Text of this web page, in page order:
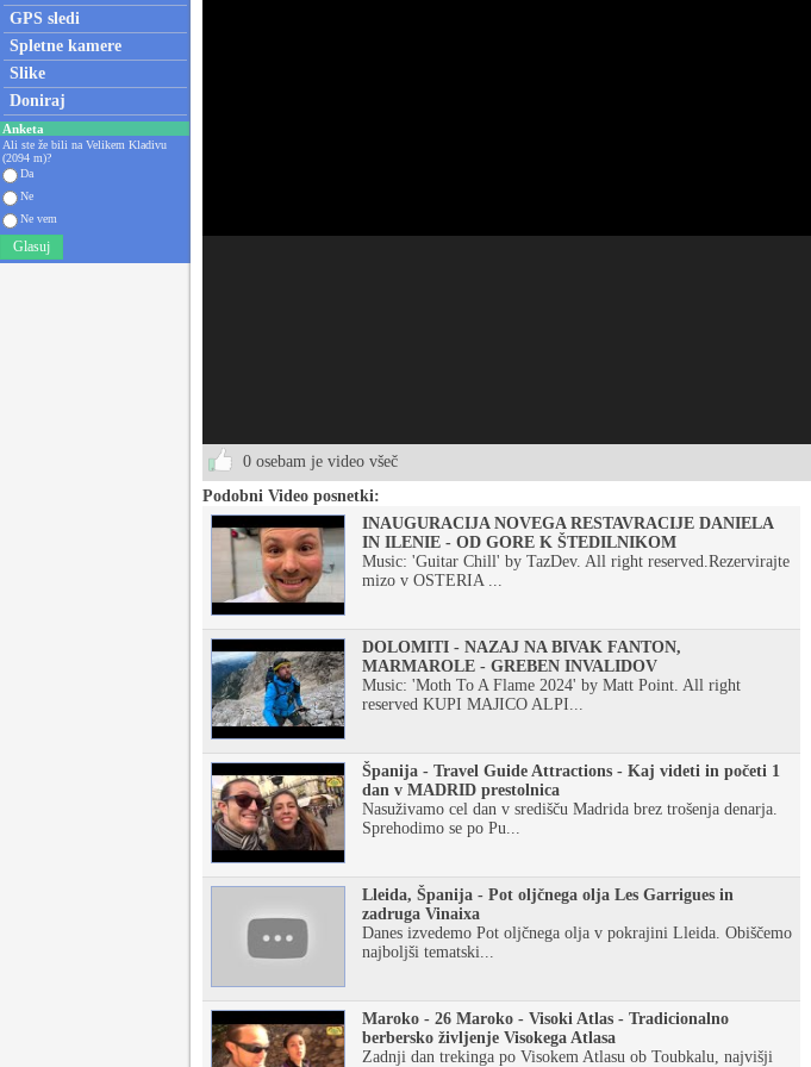
GPS sledi
Spletne kamere
Slike
Doniraj
Anketa
Ali ste že bili na Velikem Kladivu
(2094 m)?
Da
Ne
Ne vem
Glasuj
0 osebam je video všeč
Podobni Video posnetki:
INAUGURACIJA NOVEGA RESTAVRACIJE DANIELA
IN ILENIE - OD GORE K ŠTEDILNIKOM
Music: 'Guitar Chill' by TazDev. All right reserved.Rezervirajte
mizo v OSTERIA ...
DOLOMITI - NAZAJ NA BIVAK FANTON,
MARMAROLE - GREBEN INVALIDOV
Music: 'Moth To A Flame 2024' by Matt Point. All right
reserved KUPI MAJICO ALPI...
Španija - Travel Guide Attractions - Kaj videti in početi 1
dan v MADRID prestolnica
Nasuživamo cel dan v središču Madrida brez trošenja denarja.
Sprehodimo se po Pu...
Lleida, Španija - Pot oljčnega olja Les Garrigues in
zadruga Vinaixa
Danes izvedemo Pot oljčnega olja v pokrajini Lleida. Obiščemo
najboljši tematski...
Maroko - 26 Maroko - Visoki Atlas - Tradicionalno
berbersko življenje Visokega Atlasa
Zadnji dan trekinga po Visokem Atlasu ob Toubkalu, najvišji